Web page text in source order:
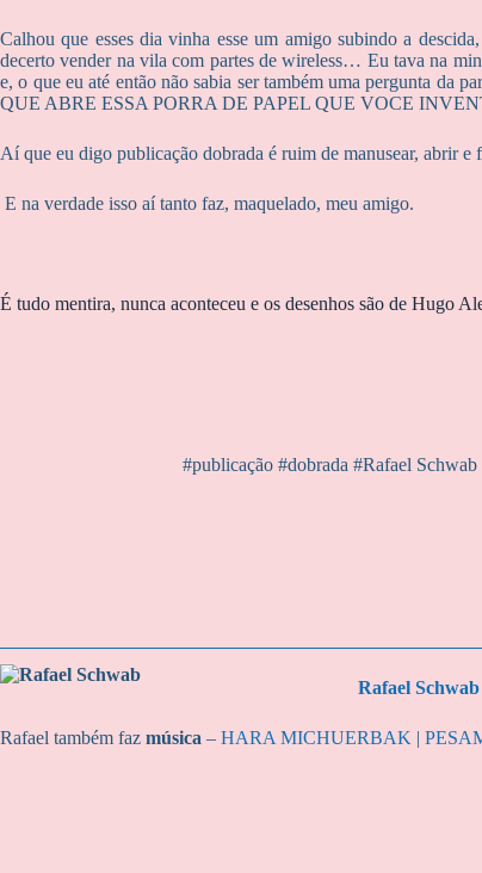
Calhou que esses dia vinha esse um amigo subindo a
decerto vender na vila com partes de wireless… Eu tava na
e, o que eu até então não sabia ser também uma pergunta
QUE ABRE ESSA PORRA DE PAPEL QUE VOCE
Aí que eu digo publicação dobrada é ruim de manusear, abrir e
E na verdade isso aí tanto faz, maquelado, meu amigo.
É tudo mentira, nunca aconteceu e os desenhos são de Hugo
#publicação #dobrada #Rafael
Rafael Schwab
Rafael também faz música – HARA MICHUERBAK |